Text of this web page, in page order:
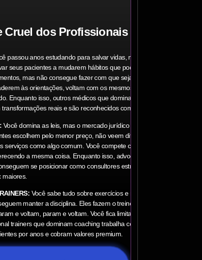
Cruel dos Profissionais Liberais
passou anos estudando para salvar vidas, mas nunca
seus pacientes a mudarem hábitos que podem salvá-las.
mas não consegue fazer com que sejam seguidos.
às orientações, voltam com os mesmos problemas e
Enquanto isso, outros médicos que dominam técnicas de
reais e são reconhecidos como referência.
Você domina as leis, mas o mercado jurídico virou uma
escolhem pelo menor preço, não veem diferencial no seu
serviços como algo comum. Você compete com centenas de
a mesma coisa. Enquanto isso, advogados que
se posicionar como consultores estratégicos,
Você sabe tudo sobre exercícios e nutrição, mas
manter a disciplina. Eles fazem o treino, mas não
e voltam, param e voltam. Você fica limitado ao aspecto
trainers que dominam coaching trabalha com transformação
por anos e cobram valores premium.